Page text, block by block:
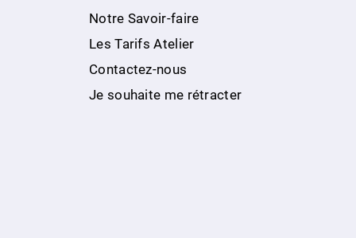
Notre Savoir-faire
Les Tarifs Atelier
Contactez-nous
Je souhaite me rétracter